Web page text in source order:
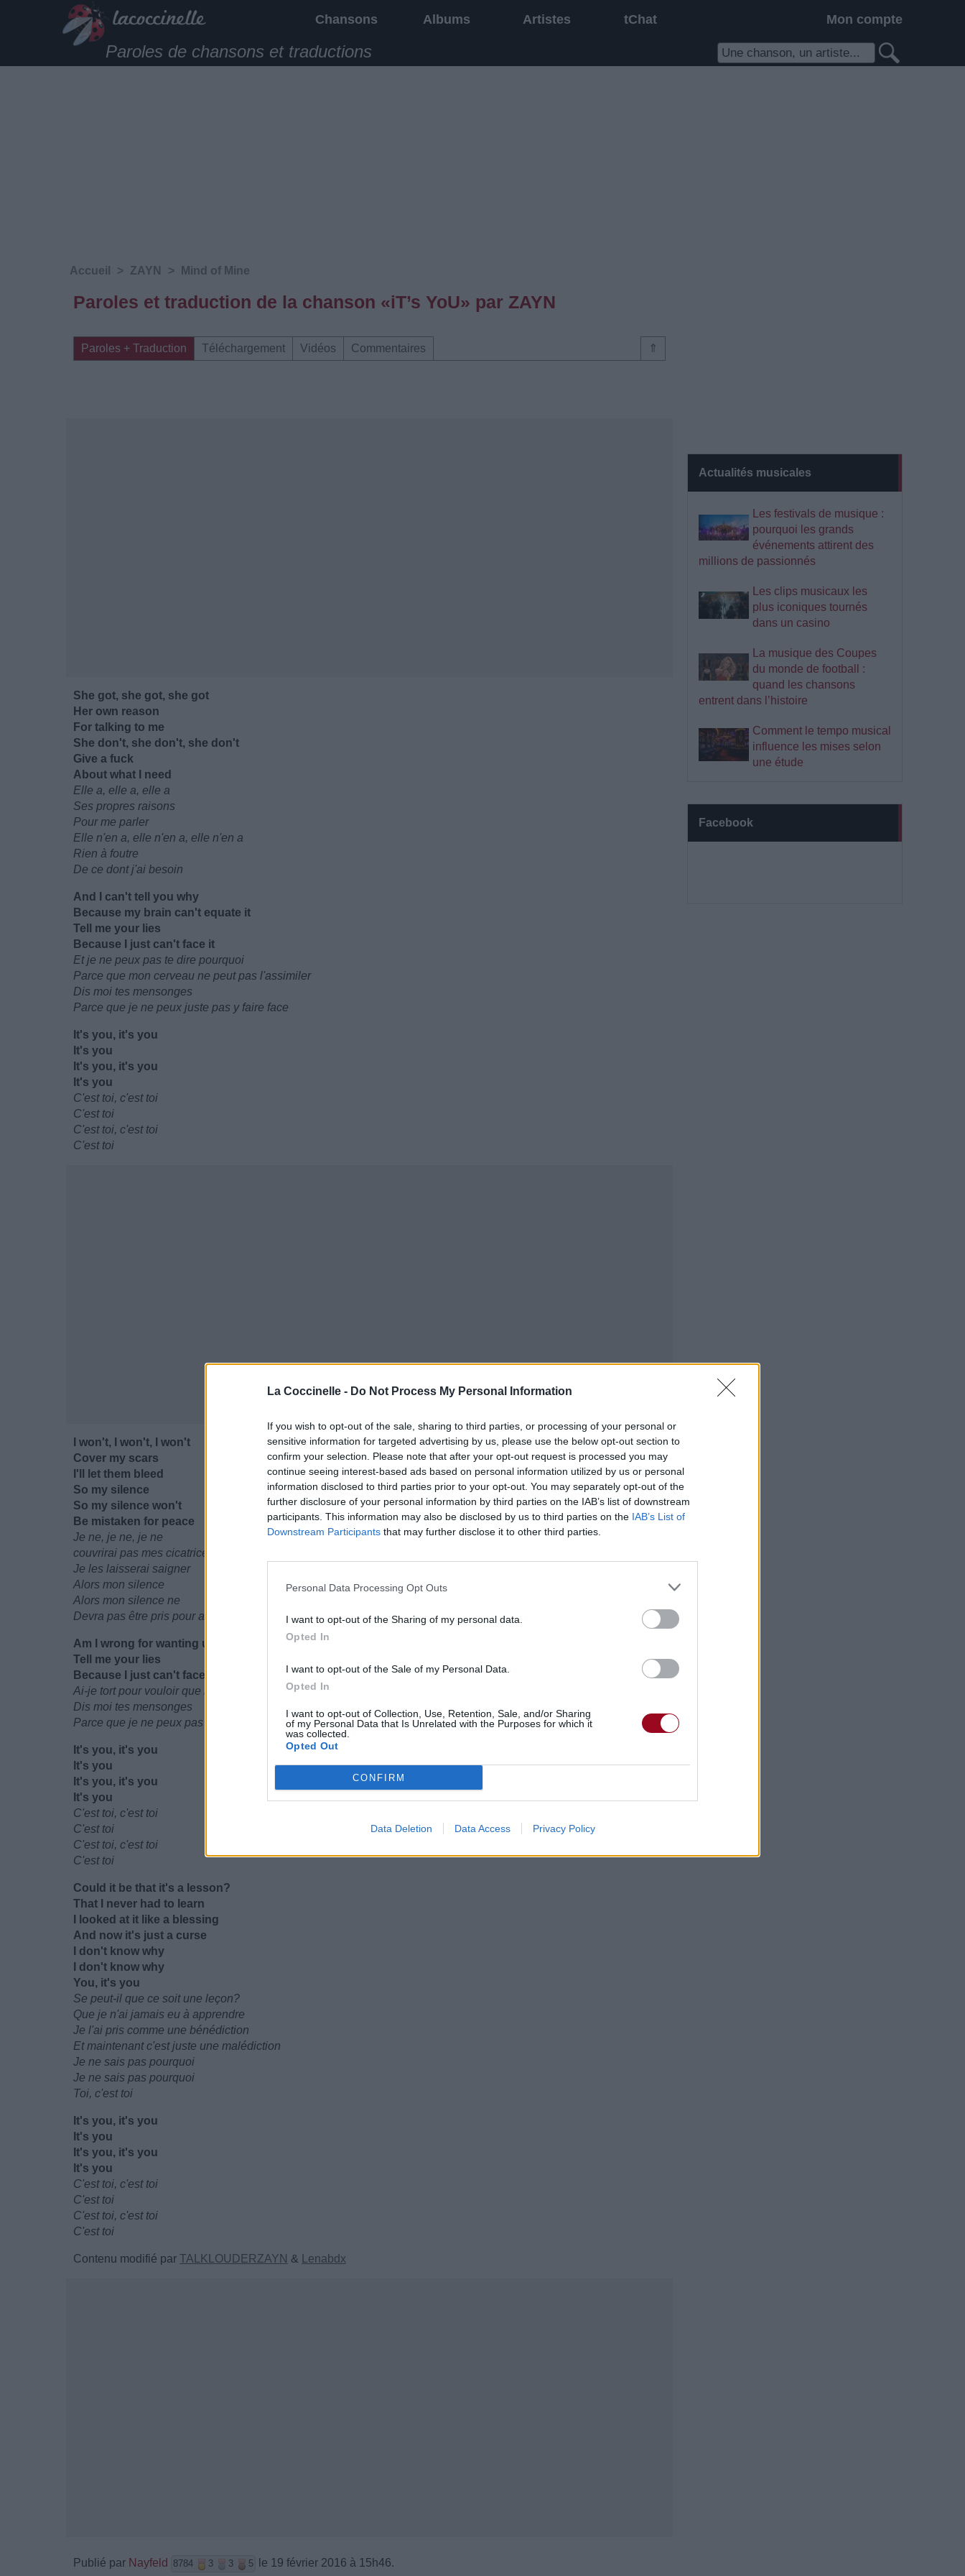
La Coccinelle - Do Not Process My Personal Information
If you wish to opt-out of the sale, sharing to third parties, or processing of your personal or
sensitive information for targeted advertising by us, please use the below opt-out section to
confirm your selection. Please note that after your opt-out request is processed you may
continue seeing interest-based ads based on personal information utilized by us or personal
information disclosed to third parties prior to your opt-out. You may separately opt-out of the
further disclosure of your personal information by third parties on the IAB’s list of downstream
participants. This information may also be disclosed by us to third parties on the IAB’s List of
Downstream Participants that may further disclose it to other third parties.
Personal Data Processing Opt Outs
I want to opt-out of the Sharing of my personal data.
Opted In
I want to opt-out of the Sale of my Personal Data.
Opted In
I want to opt-out of Collection, Use, Retention, Sale, and/or Sharing
of my Personal Data that Is Unrelated with the Purposes for which it
was collected.
Opted Out
CONFIRM
Data Deletion Data Access Privacy Policy
Chansons Albums Artistes tChat Mon compte
Paroles de chansons et traductions
Actualités musicales
Les festivals de musique :
pourquoi les grands
événements attirent des
millions de passionnés
Les clips musicaux les
plus iconiques tournés
dans un casino
La musique des Coupes
du monde de football :
quand les chansons
entrent dans l’histoire
Comment le tempo musical
influence les mises selon
une étude
Facebook
Accueil > ZAYN > Mind of Mine
Paroles et traduction de la chanson «iT’s YoU» par ZAYN
⇑
Paroles + Traduction Téléchargement Vidéos Commentaires
She got, she got, she got
Her own reason
For talking to me
She don't, she don't, she don't
Give a fuck
About what I need
Elle a, elle a, elle a
Ses propres raisons
Pour me parler
Elle n'en a, elle n'en a, elle n'en a
Rien à foutre
De ce dont j'ai besoin
And I can't tell you why
Because my brain can't equate it
Tell me your lies
Because I just can't face it
Et je ne peux pas te dire pourquoi
Parce que mon cerveau ne peut pas l'assimiler
Dis moi tes mensonges
Parce que je ne peux juste pas y faire face
It's you, it's you
It's you
It's you, it's you
It's you
C'est toi, c'est toi
C'est toi
C'est toi, c'est toi
C'est toi
I won't, I won't, I won't
Cover my scars
I'll let them bleed
So my silence
So my silence won't
Be mistaken for peace
Je ne, je ne, je ne
couvrirai pas mes cicatrices
Je les laisserai saigner
Alors mon silence
Alors mon silence ne
Devra pas être pris pour acquis
Am I wrong for wanting us to make it?
Tell me your lies
Because I just can't face it
Ai-je tort pour vouloir que nous le fassions?
Dis moi tes mensonges
Parce que je ne peux pas y faire face
It's you, it's you
It's you
It's you, it's you
It's you
C'est toi, c'est toi
C'est toi
C'est toi, c'est toi
C'est toi
Could it be that it's a lesson?
That I never had to learn
I looked at it like a blessing
And now it's just a curse
I don't know why
I don't know why
You, it's you
Se peut-il que ce soit une leçon?
Que je n'ai jamais eu à apprendre
Je l'ai pris comme une bénédiction
Et maintenant c'est juste une malédiction
Je ne sais pas pourquoi
Je ne sais pas pourquoi
Toi, c'est toi
It's you, it's you
It's you
It's you, it's you
It's you
C'est toi, c'est toi
C'est toi
C'est toi, c'est toi
C'est toi
Contenu modifié par TALKLOUDERZAYN & Lenabdx
Publié par Nayfeld 8784 3 3 5 le 19 février 2016 à 15h46.